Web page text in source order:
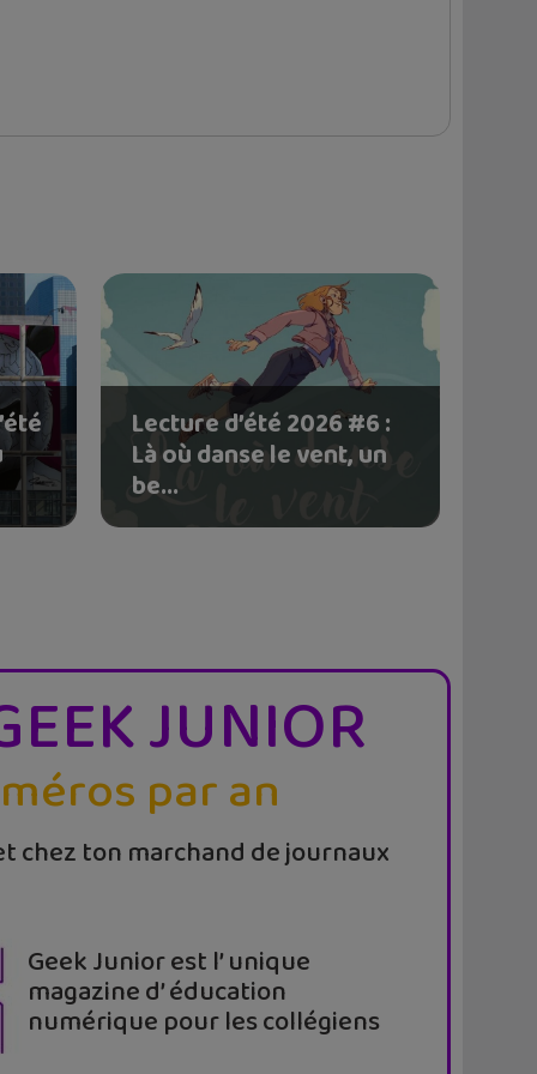
Lecture d’été 2026 #6 :
Là où danse le vent, un
be...
JUNIOR
par an
chez ton marchand de journaux
Geek Junior est l’ unique
magazine d’ éducation
numérique pour les collégiens